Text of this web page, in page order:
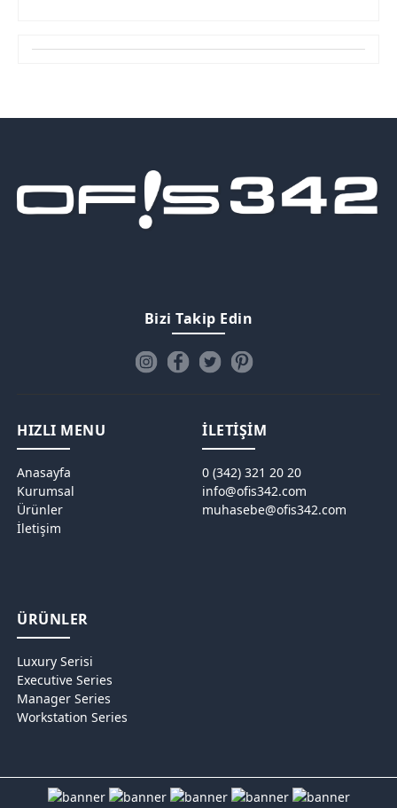
Bizi Takip Edin
HIZLI MENU
Anasayfa
Kurumsal
Ürünler
İletişim
İLETİŞİM
0 (342) 321 20 20
info@ofis342.com
muhasebe@ofis342.com
ÜRÜNLER
Luxury Serisi
Executive Series
Manager Series
Workstation Series